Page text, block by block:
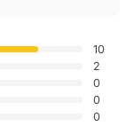
10
2
0
0
0